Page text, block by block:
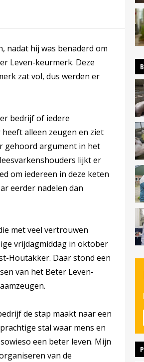
nadat hij was benaderd om
Leven-keurmerk. Deze
zat vol, dus werden er
bedrijf of iedere
alleen zeugen en ziet
gehoord argument in het
lijkt er
om iedereen in deze keten
eerder nadelen dan
met veel vertrouwen
vrijdagmiddag in oktober
Houtakker. Daar stond een
van het Beter Leven-
de stap maakt naar een
stal waar mens en
een beter leven. Mijn
van de